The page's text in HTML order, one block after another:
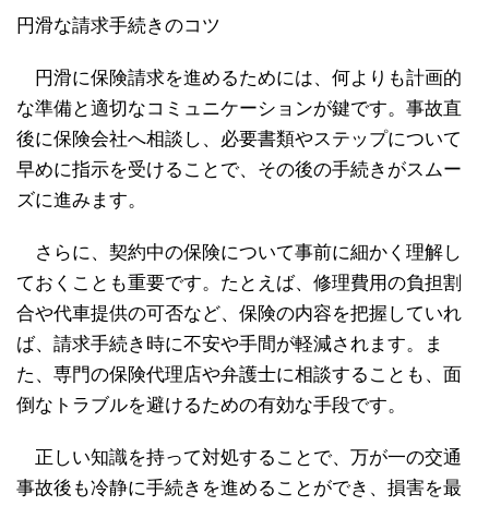
円滑な請求手続きのコツ
円滑に保険請求を進めるためには、何よりも計画的
な準備と適切なコミュニケーションが鍵です。事故直
後に保険会社へ相談し、必要書類やステップについて
早めに指示を受けることで、その後の手続きがスムー
ズに進みます。
さらに、契約中の保険について事前に細かく理解し
ておくことも重要です。たとえば、修理費用の負担割
合や代車提供の可否など、保険の内容を把握していれ
ば、請求手続き時に不安や手間が軽減されます。ま
た、専門の保険代理店や弁護士に相談することも、面
倒なトラブルを避けるための有効な手段です。
正しい知識を持って対処することで、万が一の交通
事故後も冷静に手続きを進めることができ、損害を最